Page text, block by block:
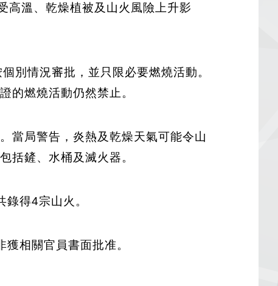
溫、乾燥植被及山火風險上升影
別情況審批，並只限必要燃燒活動。
的燃燒活動仍然禁止。
當局警告，炎熱及乾燥天氣可能令山
括鏟、水桶及滅火器。
得4宗山火。
相關官員書面批准。